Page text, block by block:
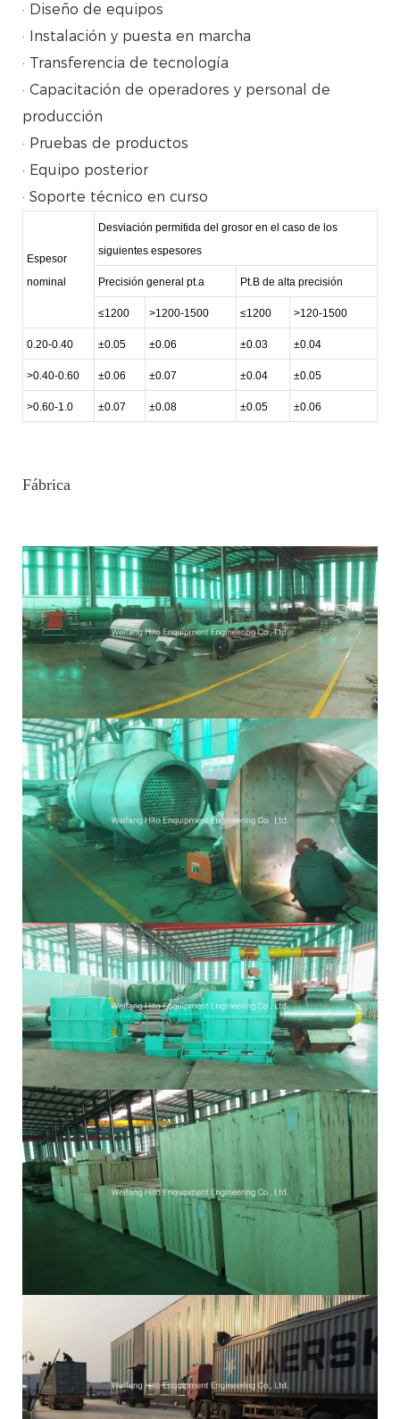
· Diseño de equipos
· Instalación y puesta en marcha
· Transferencia de tecnología
· Capacitación de operadores y personal de
producción
· Pruebas de productos
· Equipo posterior
· Soporte técnico en curso
Espesor
nominal
Desviación permitida del grosor en el caso de los
siguientes espesores
Precisión general pt.a Pt.B de alta precisión
≤1200 >1200-1500 ≤1200 >120-1500
0.20-0.40 ±0.05 ±0.06 ±0.03 ±0.04
>0.40-0.60 ±0.06 ±0.07 ±0.04 ±0.05
>0.60-1.0 ±0.07 ±0.08 ±0.05 ±0.06
Fábrica